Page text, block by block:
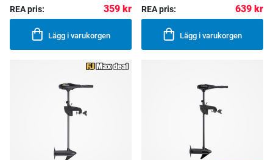
REA pris:
359 kr
Lägg i varukorgen
REA pris:
639 kr
Lägg i varukorgen